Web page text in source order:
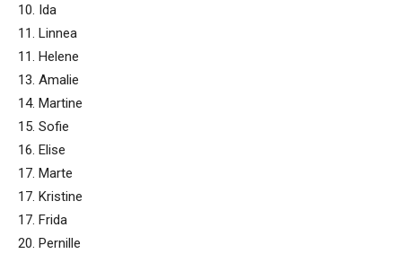
10. Ida
11. Linnea
11. Helene
13. Amalie
14. Martine
15. Sofie
16. Elise
17. Marte
17. Kristine
17. Frida
20. Pernille